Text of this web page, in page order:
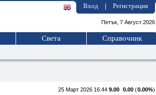
Вход Регистрация
Петък, 7 Август 2026
Света Справочник
25 Март 2026 16:44 9.00 0.00 (0.00%)